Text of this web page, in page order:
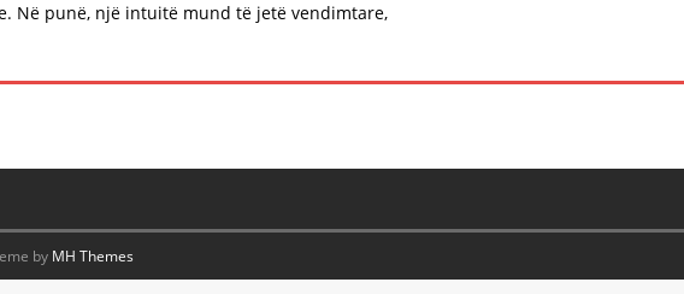
Në punë, një intuitë mund të jetë vendimtare,
by MH Themes